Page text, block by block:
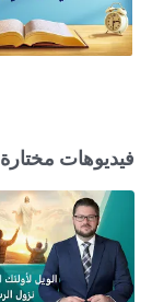
فيديوهات مختارة